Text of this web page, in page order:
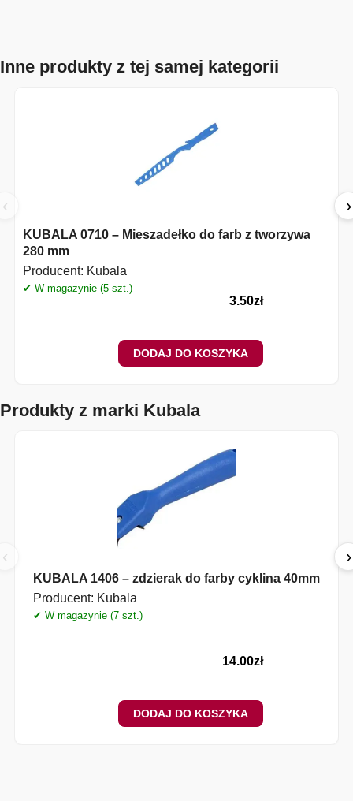
Inne produkty z tej samej kategorii
‹
KUBALA 0710 – Mieszadełko do farb z tworzywa
280 mm
Producent: Kubala
✔ W magazynie (5 szt.)
3.50zł
DODAJ DO KOSZYKA
›
Produkty z marki Kubala
‹
KUBALA 1406 – zdzierak do farby cyklina 40mm
Producent: Kubala
✔ W magazynie (7 szt.)
14.00zł
DODAJ DO KOSZYKA
›